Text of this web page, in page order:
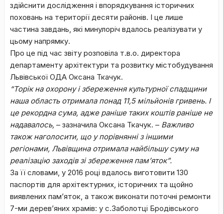
здійснити дослідження і впорядкування історичних
поховань на території десяти районів. І це лише
частина завдань, які минулоріч вдалось реалізувати у
цьому напрямку.
Про це під час звіту розповіла т.в.о. директора
департаменту архітектури та розвитку містобудування
Львівської ОДА Оксана Ткачук.
“Торік на охорону і збереження культурної спадщини
наша область отримала понад 11,5 мільйонів гривень. І
це рекордна сума, адже раніше таких коштів раніше не
надавалось, – зазначила Оксана Ткачук. – Важливо
також наголосити, що у порівнянні з іншими
регіонами, Львівщина отримала найбільшу суму на
реалізацію заходів зі збереження пам’яток”.
За її словами, у 2016 році вдалось виготовити 130
паспортів для архітектурних, історичних та щойно
виявлених пам’яток, а також виконати поточні ремонти
7-ми дерев’яних храмів: у с.Заболотці Бродівського